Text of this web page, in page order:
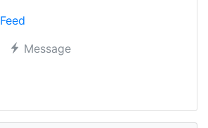
Feed
Message